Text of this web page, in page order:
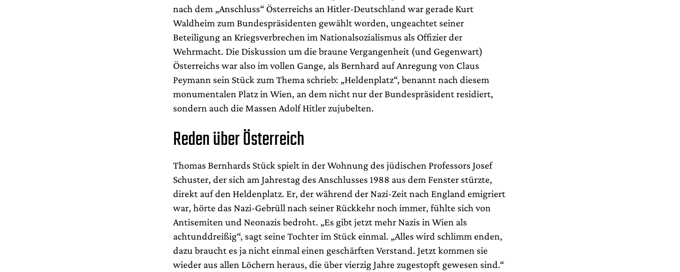
nach dem „Anschluss“ Österreichs an Hitler-Deutschland war gerade Kurt
Waldheim zum Bundespräsidenten gewählt worden, ungeachtet seiner
Beteiligung an Kriegsverbrechen im Nationalsozialismus als Offizier der
Wehrmacht. Die Diskussion um die braune Vergangenheit (und Gegenwart)
Österreichs war also im vollen Gange, als Bernhard auf Anregung von Claus
Peymann sein Stück zum Thema schrieb: „Heldenplatz“, benannt nach diesem
monumentalen Platz in Wien, an dem nicht nur der Bundespräsident residiert,
sondern auch die Massen Adolf Hitler zujubelten.
Reden über Österreich
Thomas Bernhards Stück spielt in der Wohnung des jüdischen Professors Josef
Schuster, der sich am Jahrestag des Anschlusses 1988 aus dem Fenster stürzte,
direkt auf den Heldenplatz. Er, der während der Nazi-Zeit nach England emigriert
war, hörte das Nazi-Gebrüll nach seiner Rückkehr noch immer, fühlte sich von
Antisemiten und Neonazis bedroht. „Es gibt jetzt mehr Nazis in Wien als
achtunddreißig“, sagt seine Tochter im Stück einmal. „Alles wird schlimm enden,
dazu braucht es ja nicht einmal einen geschärften Verstand. Jetzt kommen sie
wieder aus allen Löchern heraus, die über vierzig Jahre zugestopft gewesen sind.“